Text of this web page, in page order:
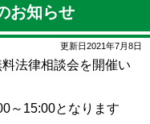
お知らせ
更新日2021年7月8日
法律相談会を開催い
～15:00となります